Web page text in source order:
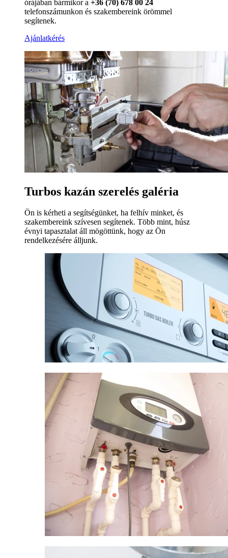
órájában bármikor a +36 (70) 678 00 24
telefonszámunkon és szakembereink örömmel
segítenek.
Ajánlatkérés
Turbos kazán szerelés galéria
Ön is kérheti a segítségünket, ha felhív minket, és
szakembereink szívesen segítenek. Több mint, húsz
évnyi tapasztalat áll mögöttünk, hogy az Ön
rendelkezésére álljunk.